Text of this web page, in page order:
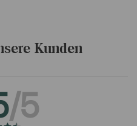
Kunden
/5